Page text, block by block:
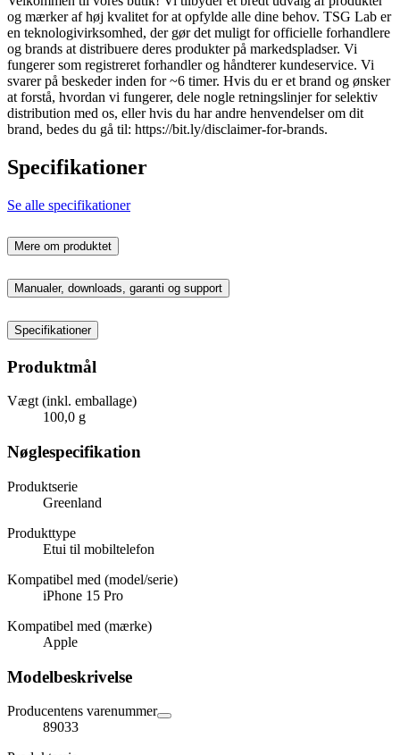
og mærker af høj kvalitet for at opfylde alle dine behov. TSG Lab er
en teknologivirksomhed, der gør det muligt for officielle forhandlere
og brands at distribuere deres produkter på markedspladser. Vi
fungerer som registreret forhandler og håndterer kundeservice. Vi
svarer på beskeder inden for ~6 timer. Hvis du er et brand og ønsker
at forstå, hvordan vi fungerer, dele nogle retningslinjer for selektiv
distribution med os, eller hvis du har andre henvendelser om dit
brand, bedes du gå til: https://bit.ly/disclaimer-for-brands.
Specifikationer
Se alle specifikationer
Mere om produktet
Manualer, downloads, garanti og support
Specifikationer
Produktmål
Vægt (inkl. emballage)
100,0 g
Nøglespecifikation
Produktserie
Greenland
Produkttype
Etui til mobiltelefon
Kompatibel med (model/serie)
iPhone 15 Pro
Kompatibel med (mærke)
Apple
Modelbeskrivelse
Producentens varenummer
89033